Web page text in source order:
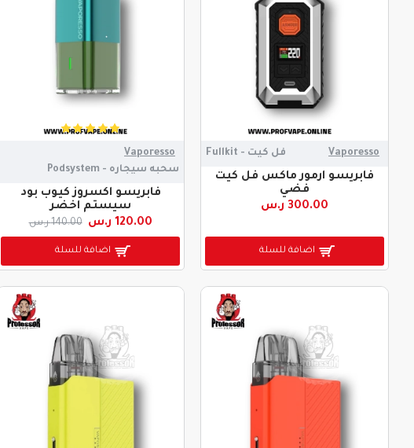
Vaporesso فل كيت - Fullkit
فابريسو ارمور ماكس فل كيت
فضي
300.00 ر.س
اضافة للسلة
Vaporesso
سحبه سيجاره - Podsystem
فابريسو اكسروز كيوب بود
سيستم اخضر
120.00 ر.س
140.00 ر.س
اضافة للسلة